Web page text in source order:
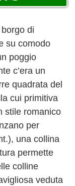
di
su comodo
poggio
c’era un
quadrata del
cui primitiva
stile romanico
per
una collina
permette
colline
veduta